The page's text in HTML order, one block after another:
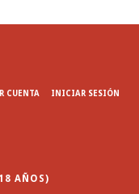
CUENTA INICIAR SESIÓN
AÑOS)